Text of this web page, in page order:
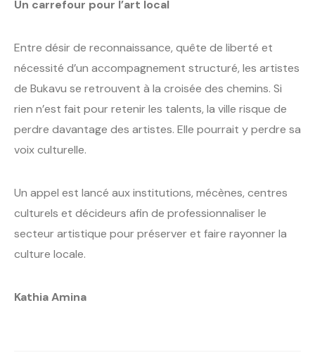
Un carrefour pour l’art local
Entre désir de reconnaissance, quête de liberté et
nécessité d’un accompagnement structuré, les artistes
de Bukavu se retrouvent à la croisée des chemins. Si
rien n’est fait pour retenir les talents, la ville risque de
perdre davantage des artistes. Elle pourrait y perdre sa
voix culturelle.
Un appel est lancé aux institutions, mécènes, centres
culturels et décideurs afin de professionnaliser le
secteur artistique pour préserver et faire rayonner la
culture locale.
Kathia Amina